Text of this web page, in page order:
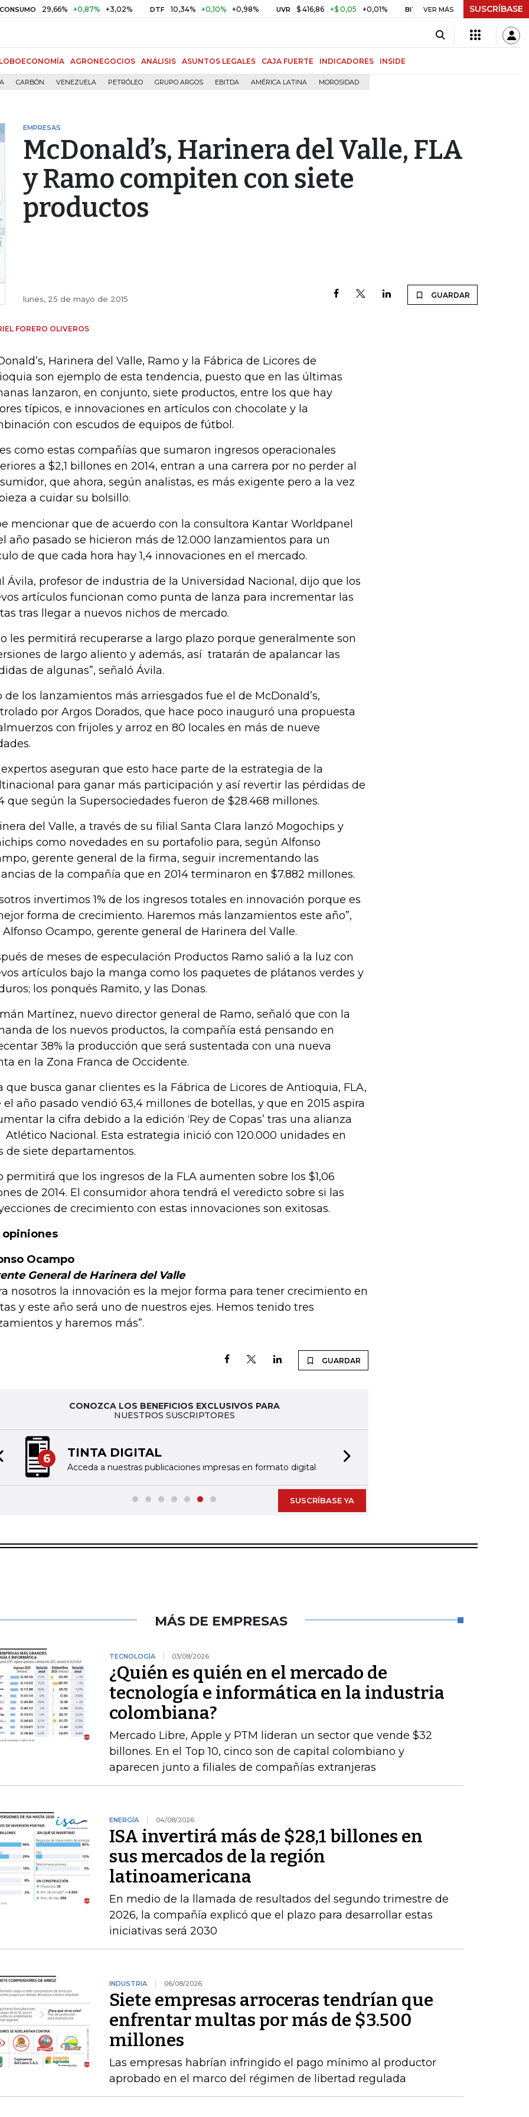
29,66% +0,87% +3,02% DTF 10,34% +0,10% +0,98% UVR $ 416,86 +$ 0,05 +0,01% BITCOIN US$ 64.968,40 US$ 856,80
VER MÁS SUSCRÍBASE
AGRONEGOCIOS ANÁLISIS ASUNTOS LEGALES CAJA FUERTE INDICADORES INSIDE
CARBÓN VENEZUELA PETRÓLEO GRUPO ARGOS EBITDA AMÉRICA LATINA MOROSIDAD
EMPRESAS
McDonald’s, Harinera del Valle, FLA
y Ramo compiten con siete
productos
lunes, 25 de mayo de 2015 GUARDAR
FORERO OLIVEROS
Harinera del Valle, Ramo y la Fábrica de Licores de
son ejemplo de esta tendencia, puesto que en las últimas
lanzaron, en conjunto, siete productos, entre los que hay
típicos, e innovaciones en artículos con chocolate y la
con escudos de equipos de fútbol.
como estas compañías que sumaron ingresos operacionales
a $2,1 billones en 2014, entran a una carrera por no perder al
que ahora, según analistas, es más exigente pero a la vez
a cuidar su bolsillo.
mencionar que de acuerdo con la consultora Kantar Worldpanel
año pasado se hicieron más de 12.000 lanzamientos para un
de que cada hora hay 1,4 innovaciones en el mercado.
Ávila, profesor de industria de la Universidad Nacional, dijo que los
artículos funcionan como punta de lanza para incrementar las
tras llegar a nuevos nichos de mercado.
les permitirá recuperarse a largo plazo porque generalmente son
de largo aliento y además, así tratarán de apalancar las
de algunas”, señaló Ávila.
de los lanzamientos más arriesgados fue el de McDonald’s,
por Argos Dorados, que hace poco inauguró una propuesta
con frijoles y arroz en 80 locales en más de nueve
expertos aseguran que esto hace parte de la estrategia de la
para ganar más participación y así revertir las pérdidas de
que según la Supersociedades fueron de $28.468 millones.
del Valle, a través de su filial Santa Clara lanzó Mogochips y
como novedades en su portafolio para, según Alfonso
gerente general de la firma, seguir incrementando las
de la compañía que en 2014 terminaron en $7.882 millones.
invertimos 1% de los ingresos totales en innovación porque es
forma de crecimiento. Haremos más lanzamientos este año”,
Ocampo, gerente general de Harinera del Valle.
de meses de especulación Productos Ramo salió a la luz con
artículos bajo la manga como los paquetes de plátanos verdes y
los ponqués Ramito, y las Donas.
Martínez, nuevo director general de Ramo, señaló que con la
de los nuevos productos, la compañía está pensando en
38% la producción que será sustentada con una nueva
en la Zona Franca de Occidente.
que busca ganar clientes es la Fábrica de Licores de Antioquia, FLA,
el año pasado vendió 63,4 millones de botellas, y que en 2015 aspira
la cifra debido a la edición ‘Rey de Copas’ tras una alianza
Atlético Nacional. Esta estrategia inició con 120.000 unidades en
de siete departamentos.
permitirá que los ingresos de la FLA aumenten sobre los $1,06
de 2014. El consumidor ahora tendrá el veredicto sobre si las
de crecimiento con estas innovaciones son exitosas.
opiniones
Ocampo
General de Harinera del Valle
nosotros la innovación es la mejor forma para tener crecimiento en
y este año será uno de nuestros ejes. Hemos tenido tres
y haremos más”.
GUARDAR
CONOZCA LOS BENEFICIOS EXCLUSIVOS PARA
NUESTROS SUSCRIPTORES
6 TINTA DIGITAL
Acceda a nuestras publicaciones impresas en formato digital
slide
SUSCRÍBASE YA
MÁS DE EMPRESAS
TECNOLOGÍA 03/08/2026
¿Quién es quién en el mercado de
tecnología e informática en la industria
colombiana?
Mercado Libre, Apple y PTM lideran un sector que vende $32
billones. En el Top 10, cinco son de capital colombiano y
aparecen junto a filiales de compañías extranjeras
ENERGÍA 04/08/2026
ISA invertirá más de $28,1 billones en
sus mercados de la región
latinoamericana
En medio de la llamada de resultados del segundo trimestre de
2026, la compañía explicó que el plazo para desarrollar estas
iniciativas será 2030
INDUSTRIA 06/08/2026
Siete empresas arroceras tendrían que
enfrentar multas por más de $3.500
millones
Las empresas habrían infringido el pago mínimo al productor
aprobado en el marco del régimen de libertad regulada